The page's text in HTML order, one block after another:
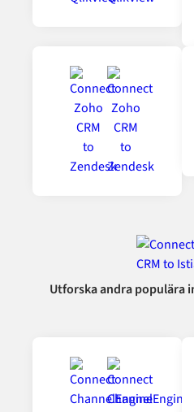
Utforska andra populära